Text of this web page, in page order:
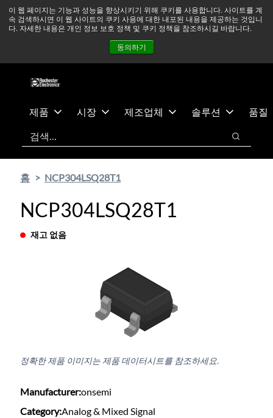
이 웹 페이지는 기능과 성능을 향상시키기 위해 쿠키를 사용합니다. 사이트를 계
속 검색하시면 이 웹 사이트의 쿠키 사용에 대한 내포된 내용을 제공하는 것입니
다. 자세한 내용은 개인 정보 보호 정책 및 쿠키 정책을 참조하시길 바랍니다.
동의하기
츠
건
중동 지역 상황을 지속적으로 주시하고 있으며, 모든 서비스는
정상적으로 운영되고 있습니다. 더 읽어보기 →
뉴스
문의하기
제품 시장 제조업체 솔루션
품질
검색
검색
홈 NCP304LSQ28T1
NCP304LSQ28T1
재고 없음
정확한 제품 이미지는 제품 데이터시트를 참조하세요.
Manufacturer:onsemi
Category:Analog & Mixed Signal